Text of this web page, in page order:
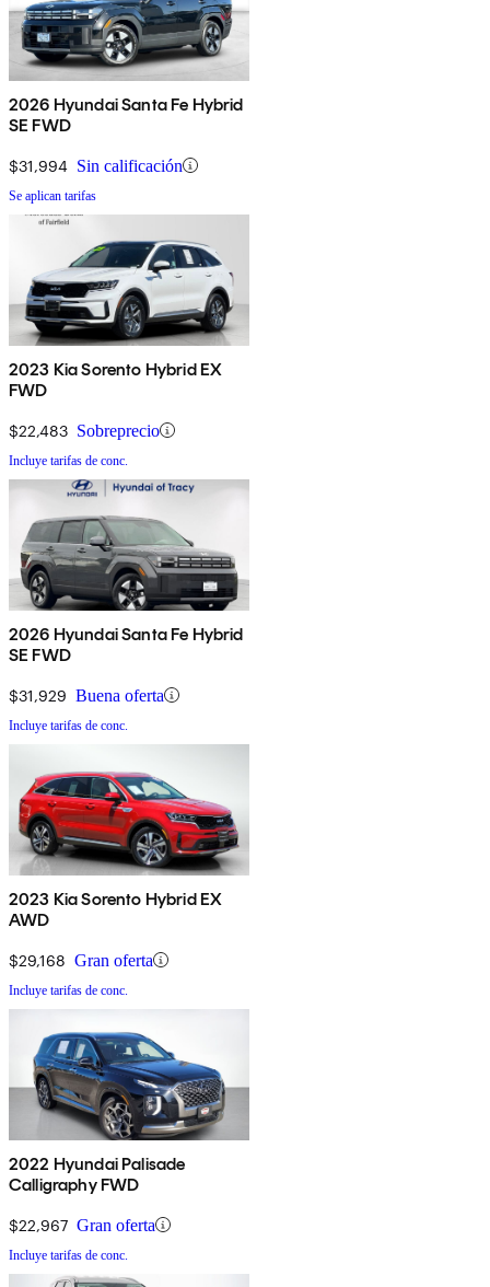
2026 Hyundai Santa Fe Hybrid
SE FWD
$31,994 Sin calificación
Se aplican tarifas
2023 Kia Sorento Hybrid EX
FWD
$22,483 Sobreprecio
Incluye tarifas de conc.
2026 Hyundai Santa Fe Hybrid
SE FWD
$31,929 Buena oferta
Incluye tarifas de conc.
2023 Kia Sorento Hybrid EX
AWD
$29,168 Gran oferta
Incluye tarifas de conc.
2022 Hyundai Palisade
Calligraphy FWD
$22,967 Gran oferta
Incluye tarifas de conc.